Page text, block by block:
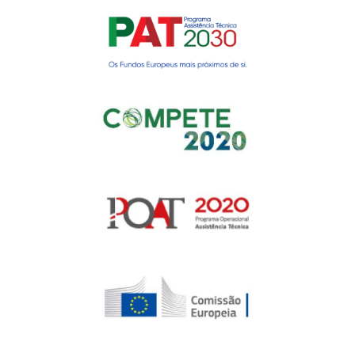
Gerir o Consentimento de
Para fornecer as melhores experiências, usamos tecnologias como
cookies para armazenar e/ou aceder a informações do dispositivo.
Consentir com essas tecnologias nos permitirá processar dados, como
comportamento de navegação ou IDs exclusivos neste site. Não consentir